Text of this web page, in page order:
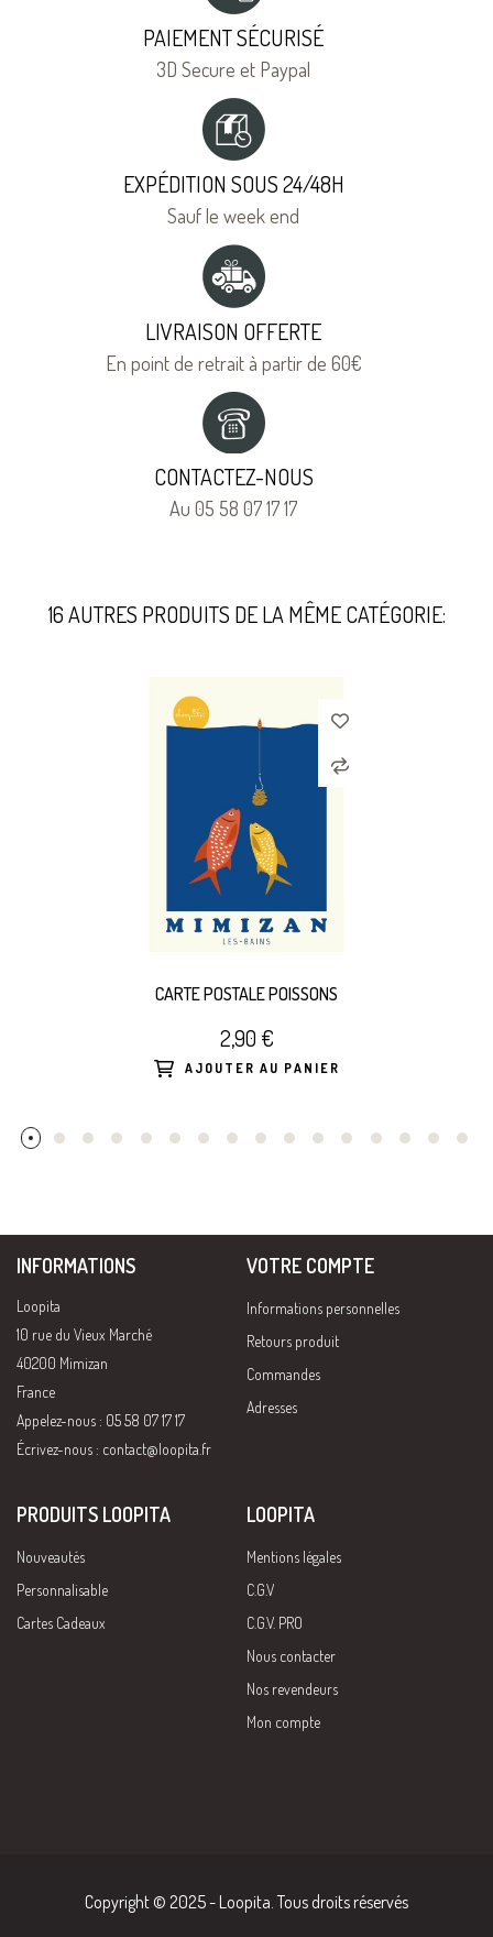
PAIEMENT SÉCURISÉ
3D Secure et Paypal
EXPÉDITION SOUS 24/48H
Sauf le week end
LIVRAISON OFFERTE
En point de retrait à partir de 60€
CONTACTEZ-NOUS
Au 05 58 07 17 17
16 AUTRES PRODUITS DE LA MÊME CATÉGORIE:
CARTE POSTALE POISSONS
2,90 €
AJOUTER AU PANIER
INFORMATIONS
Loopita
10 rue du Vieux Marché
40200 Mimizan
France
Appelez-nous : 05 58 07 17 17
Écrivez-nous : contact@loopita.fr
VOTRE COMPTE
Informations personnelles
Retours produit
Commandes
Adresses
PRODUITS LOOPITA
Nouveautés
Personnalisable
Cartes Cadeaux
LOOPITA
Mentions légales
C.G.V
C.G.V. PRO
Nous contacter
Nos revendeurs
Mon compte
Copyright © 2025 - Loopita. Tous droits réservés